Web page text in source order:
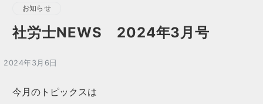
お知らせ
社労士NEWS 2024年3月号
2024年3月6日
今月のトピックスは